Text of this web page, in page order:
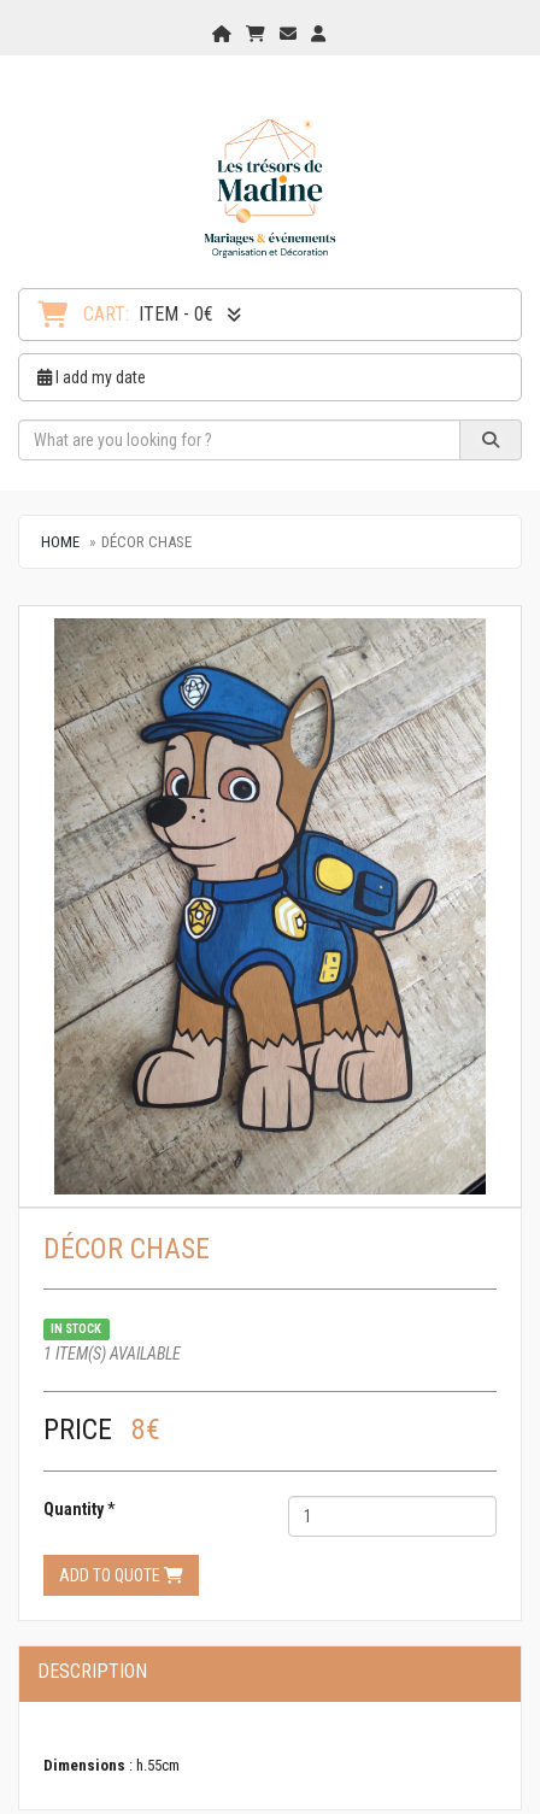
Home My CartCheckout
CART: ITEM - 0€
I add my date
HOME DÉCOR CHASE
DÉCOR CHASE
IN STOCK
1 ITEM(S) AVAILABLE
PRICE 8€
Quantity*
ADD TO QUOTE
DESCRIPTION
Dimensions : h.55cm